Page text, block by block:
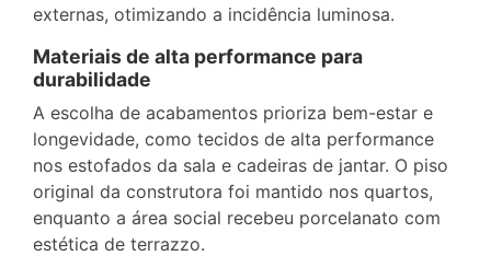
externas, otimizando a incidência luminosa.
Materiais de alta performance para
durabilidade
A escolha de acabamentos prioriza bem-estar e
longevidade, como tecidos de alta performance
nos estofados da sala e cadeiras de jantar. O piso
original da construtora foi mantido nos quartos,
enquanto a área social recebeu porcelanato com
estética de terrazzo.